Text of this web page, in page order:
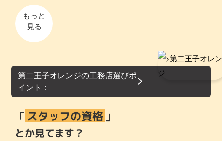
もっと
見る
第二王子オレンジの工務店選びポ
イント：
「 スタッフの資格 」
とか見てます？